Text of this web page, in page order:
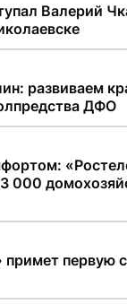
Валерий
развиваем
ДФО
000
примет первую